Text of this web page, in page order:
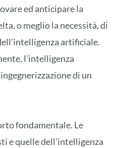
ed anticipare la
o meglio la necessità, di
artificiale.
l’intelligenza
di un
fondamentale. Le
e quelle dell’intelligenza